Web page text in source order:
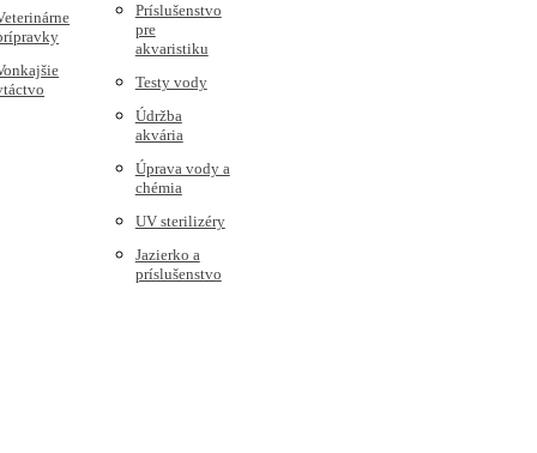
Príslušenstvo
pre
akvaristiku
Testy vody
Údržba
akvária
Úprava vody a
chémia
UV sterilizéry
Jazierko a
príslušenstvo